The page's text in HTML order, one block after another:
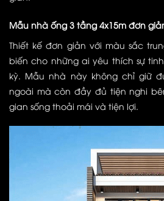
Mẫu nhà ống 3 tầng 4x15m đơn
Thiết kế đơn giản với màu sắc
biến cho những ai yêu thích sự
kỳ. Mẫu nhà này không chỉ giữ
ngoài mà còn đầy đủ tiện nghi
gian sống thoải mái và tiện lợi.